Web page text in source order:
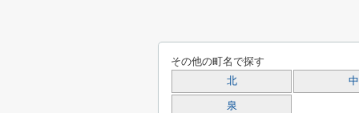
その他の町名で探す
北 中
泉